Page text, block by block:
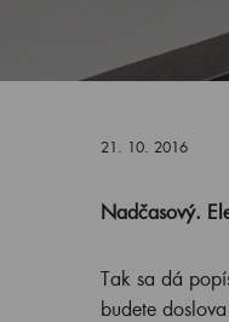
21. 10. 2016
Nadčasový.
Tak sa dá
budete